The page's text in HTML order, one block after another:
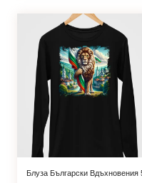
Блуза Български Вдъхновения